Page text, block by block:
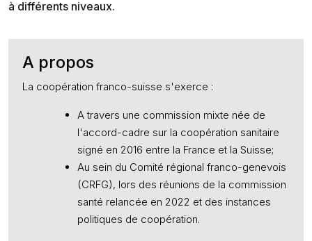
à différents niveaux.
A propos
La coopération franco-suisse s'exerce :
A travers une commission mixte née de
l'accord-cadre sur la coopération sanitaire
signé en 2016 entre la France et la Suisse;
Au sein du Comité régional franco-genevois
(CRFG), lors des réunions de la commission
santé relancée en 2022 et des instances
politiques de coopération.